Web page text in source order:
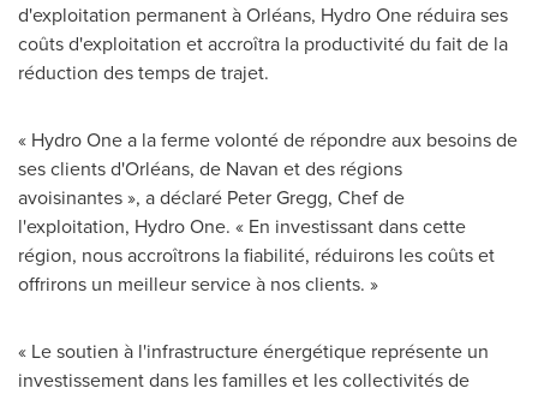
d'exploitation permanent à Orléans, Hydro One réduira ses
coûts d'exploitation et accroîtra la productivité du fait de la
réduction des temps de trajet.
« Hydro One a la ferme volonté de répondre aux besoins de
ses clients d'Orléans, de Navan et des régions
avoisinantes », a déclaré Peter Gregg, Chef de
l'exploitation, Hydro One. « En investissant dans cette
région, nous accroîtrons la fiabilité, réduirons les coûts et
offrirons un meilleur service à nos clients. »
« Le soutien à l'infrastructure énergétique représente un
investissement dans les familles et les collectivités de